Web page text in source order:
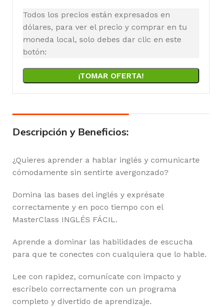
Todos los precios están expresados en
dólares, para ver el precio y comprar en tu
moneda local, solo debes dar clic en este
botón:
¡TOMAR OFERTA!
Descripción y Beneficios:
¿Quieres aprender a hablar inglés y comunicarte
cómodamente sin sentirte avergonzado?
Domina las bases del inglés y exprésate
correctamente y en poco tiempo con el
MasterClass INGLÉS FÁCIL.
Aprende a dominar las habilidades de escucha
para que te conectes con cualquiera que lo hable.
Lee con rapidez, comunícate con impacto y
escríbelo correctamente con un programa
completo y divertido de aprendizaje.